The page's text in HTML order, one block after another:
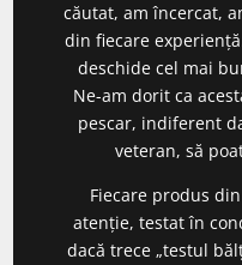
căutat, am încercat,
din fiecare
deschide cel mai
Ne-am dorit ca
pescar, indiferent
veteran, să
Fiecare produs
atenție, testat în
dacă trece „testul